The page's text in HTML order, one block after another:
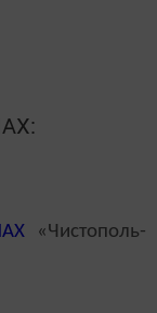
«Чистополь-